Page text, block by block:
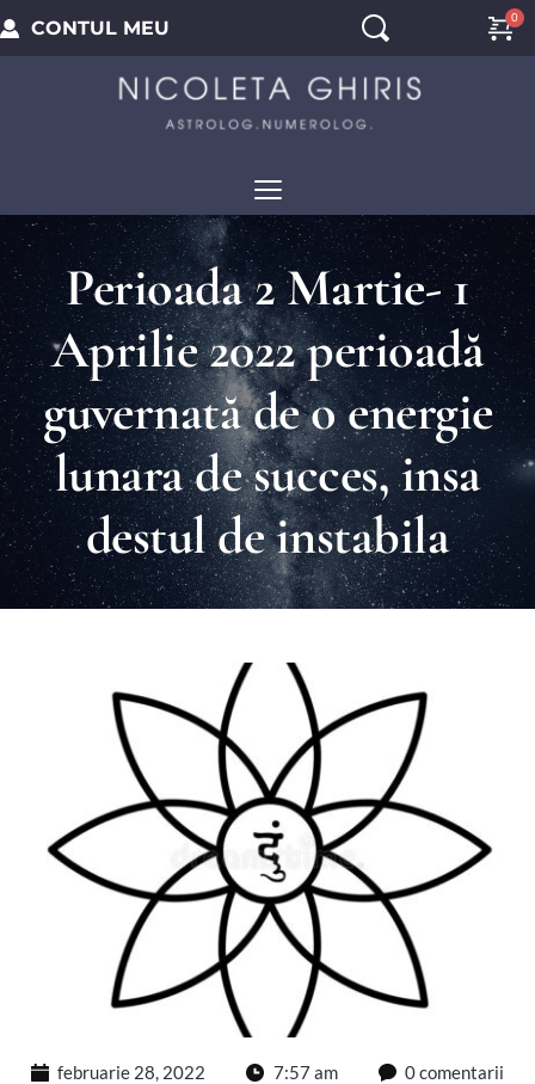
CONTUL MEU
Perioada 2 Martie- 1
Aprilie 2022 perioadă
guvernată de o energie
lunara de succes, insa
destul de instabila
februarie 28, 2022 7:57 am 0 comentarii